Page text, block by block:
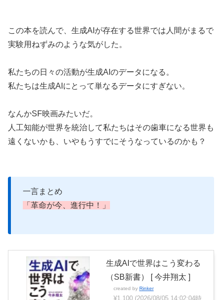
この本を読んで、生成AIが存在する世界では人間がまるで
実験用ねずみのような気がした。
私たちの日々の活動が生成AIのデータになる。
私たちは生成AIにとって単なるデータにすぎない。
なんかSF映画みたいだ。
人工知能が世界を統治して私たちはその歯車になる世界も
遠くないかも、いやもうすでにそうなっているのかも？
一言まとめ
「革命が今、進行中！」
生成AIで世界はこう変わる
（SB新書） [ 今井翔太 ]
created by Rinker
¥1,100 (2026/08/05 14:02:04時